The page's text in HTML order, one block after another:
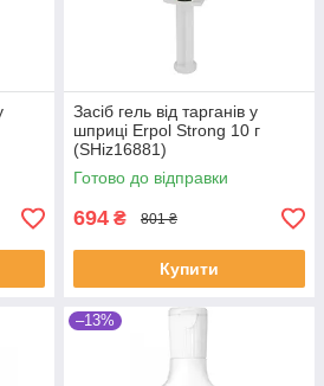
Засіб гель від тарганів у
шприці Erpol Strong 10 г
(SHiz16881)
Готово до відправки
694 ₴ 801 ₴
Купити
–13%